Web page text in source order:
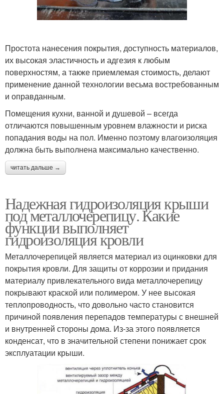
Простота нанесения покрытия, доступность материалов,
их высокая эластичность и адгезия к любым
поверхностям, а также приемлемая стоимость, делают
применение данной технологии весьма востребованным
и оправданным.
Помещения кухни, ванной и душевой – всегда
отличаются повышенным уровнем влажности и риска
попадания воды на пол. Именно поэтому влагоизоляция
должна быть выполнена максимально качественно.
читать дальше →
Надежная гидроизоляция крыши
под металлочерепицу. Какие
функции выполняет
гидроизоляция кровли
Металлочерепицей является материал из оцинковки для
покрытия кровли. Для защиты от коррозии и придания
материалу привлекательного вида металлочерепицу
покрывают краской или полимером. У нее высокая
теплопроводность, что довольно часто становится
причиной появления перепадов температуры с внешней
и внутренней стороны дома. Из-за этого появляется
конденсат, что в значительной степени понижает срок
эксплуатации крыши.